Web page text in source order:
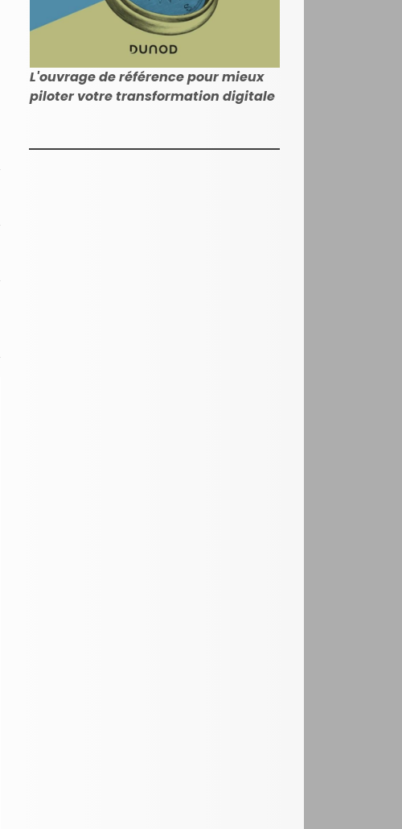
L'ouvrage de référence pour mieux
piloter votre transformation digitale